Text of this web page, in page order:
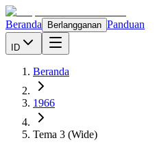
Beranda Berlangganan Panduan
ID
Beranda
1966
Tema 3 (Wide)